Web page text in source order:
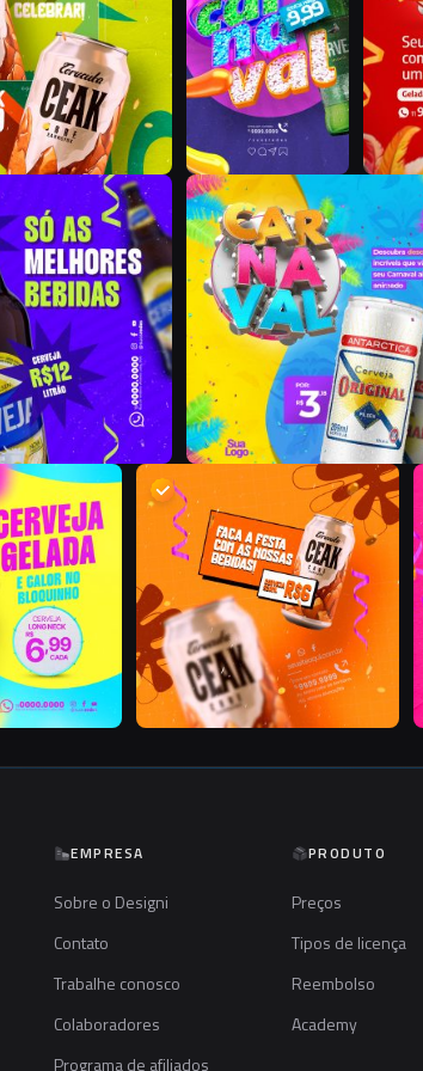
D
EMPRESA
Sobre o Designi
Contato
Trabalhe conosco
Colaboradores
Programa de afiliados
PRODUTO
Preços
Tipos de licença
Reembolso
Academy